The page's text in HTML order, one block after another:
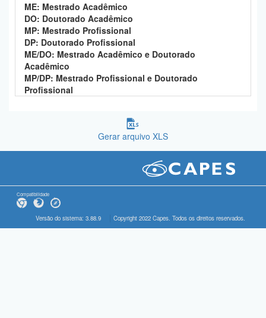
ME: Mestrado Acadêmico
DO: Doutorado Acadêmico
MP: Mestrado Profissional
DP: Doutorado Profissional
ME/DO: Mestrado Acadêmico e Doutorado
Acadêmico
MP/DP: Mestrado Profissional e Doutorado
Profissional
Gerar arquivo XLS
Compatibilidade
Versão do sistema: 3.88.9 Copyright 2022 Capes. Todos os direitos reservados.